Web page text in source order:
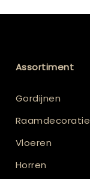
Assortiment
Gordijnen
Raamdecoratie
Vloeren
Horren